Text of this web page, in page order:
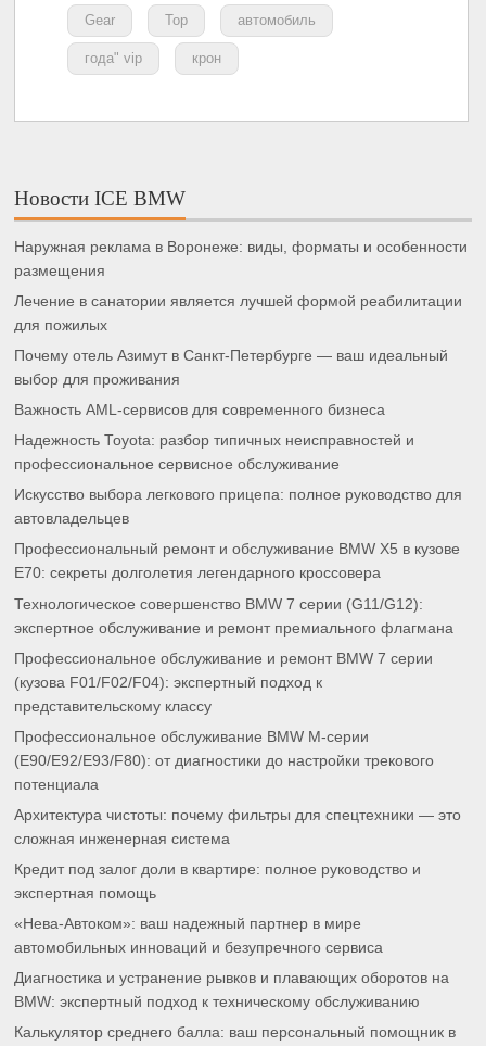
Gear Top автомобиль
года" vip крон
Новости ICE BMW
Наружная реклама в Воронеже: виды, форматы и особенности
размещения
Лечение в санатории является лучшей формой реабилитации
для пожилых
Почему отель Азимут в Санкт-Петербурге — ваш идеальный
выбор для проживания
Важность AML-сервисов для современного бизнеса
Надежность Toyota: разбор типичных неисправностей и
профессиональное сервисное обслуживание
Искусство выбора легкового прицепа: полное руководство для
автовладельцев
Профессиональный ремонт и обслуживание BMW X5 в кузове
E70: секреты долголетия легендарного кроссовера
Технологическое совершенство BMW 7 серии (G11/G12):
экспертное обслуживание и ремонт премиального флагмана
Профессиональное обслуживание и ремонт BMW 7 серии
(кузова F01/F02/F04): экспертный подход к
представительскому классу
Профессиональное обслуживание BMW M-серии
(E90/E92/E93/F80): от диагностики до настройки трекового
потенциала
Архитектура чистоты: почему фильтры для спецтехники — это
сложная инженерная система
Кредит под залог доли в квартире: полное руководство и
экспертная помощь
«Нева-Автоком»: ваш надежный партнер в мире
автомобильных инноваций и безупречного сервиса
Диагностика и устранение рывков и плавающих оборотов на
BMW: экспертный подход к техническому обслуживанию
Калькулятор среднего балла: ваш персональный помощник в